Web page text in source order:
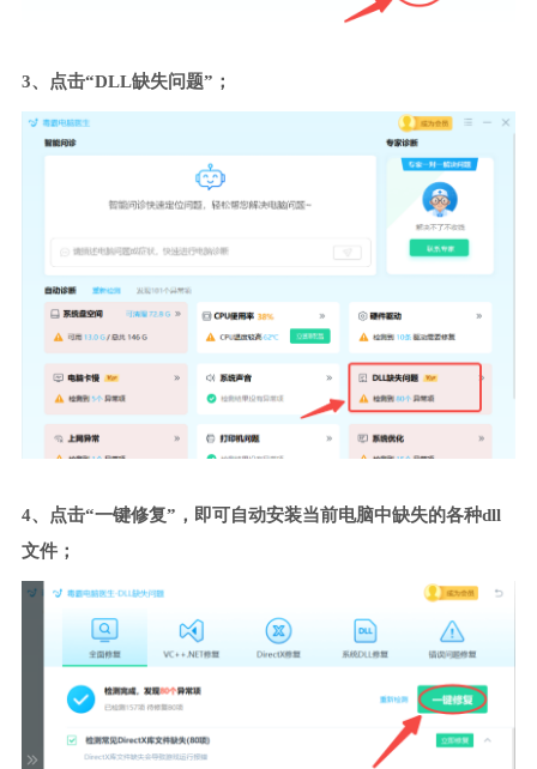
3、点击“DLL缺失问题”；
4、点击“一键修复”，即可自动安装当前电脑中缺失的各种dll
文件；